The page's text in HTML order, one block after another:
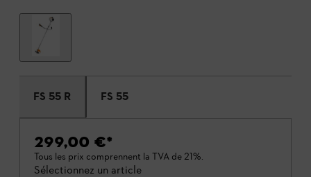
FS 55 R FS 55
299,00 €*
Tous les prix comprennent la TVA de 21%.
Sélectionnez un article